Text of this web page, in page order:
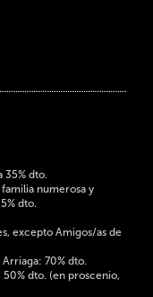
35% dto.
numerosa y
dto.
excepto Amigos/as de
70% dto.
50% dto. (en proscenio,